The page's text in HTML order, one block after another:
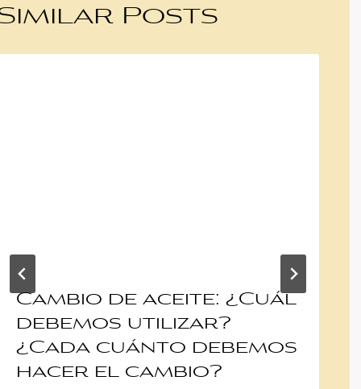
Posts
Cambio de aceite: ¿Cuál
debemos utilizar?
¿Cada cuánto debemos
hacer el cambio?